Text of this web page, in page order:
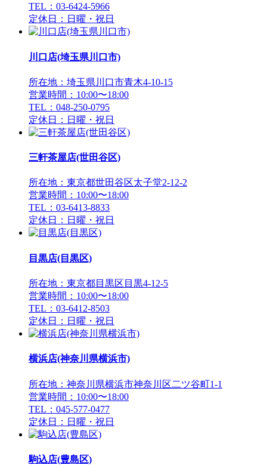
TEL：03-6424-5966
定休日：日曜・祝日
川口店(埼玉県川口市)
所在地：埼玉県川口市青木4-10-15
営業時間：10:00〜18:00
TEL：048-250-0795
定休日：日曜・祝日
三軒茶屋店(世田谷区)
所在地：東京都世田谷区太子堂2-12-2
営業時間：10:00〜18:00
TEL：03-6413-8833
定休日：日曜・祝日
目黒店(目黒区)
所在地：東京都目黒区目黒4-12-5
営業時間：10:00〜18:00
TEL：03-6412-8503
定休日：日曜・祝日
横浜店(神奈川県横浜市)
所在地：神奈川県横浜市神奈川区二ツ谷町1-1
営業時間：10:00〜18:00
TEL：045-577-0477
定休日：日曜・祝日
駒込店(豊島区)